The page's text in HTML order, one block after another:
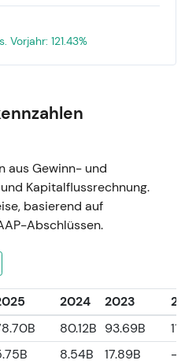
121.43%
aus Gewinn- und
Kapitalflussrechnung.
basierend auf
Abschlüssen.
2024 2023
80.12B 93.69B
8.54B 17.89B -